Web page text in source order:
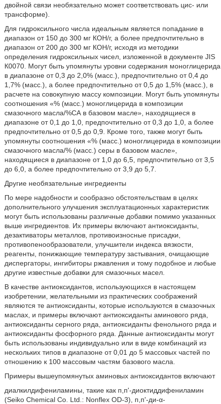
двойной связи необязательно может соответствовать цис- или
трансформе).
Для гидроксильного числа идеальным является попадание в
диапазон от 150 до 300 мг КОН/г, а более предпочтительно в
диапазон от 200 до 300 мг КОН/г, исходя из методики
определения гидроксильных чисел, изложенной в документе JIS
К0070. Могут быть упомянуты уровни содержания моноглицерида
в диапазоне от 0,3 до 2,0% (масс.), предпочтительно от 0,4 до
1,7% (масс.), а более предпочтительно от 0,5 до 1,5% (масс.), в
расчете на совокупную массу композиции. Могут быть упомянуты
соотношения «% (масс.) моноглицерида в композиции
смазочного масла/%СА в базовом масле», находящиеся в
диапазоне от 0,1 до 1,0, предпочтительно от 0,3 до 1,0, а более
предпочтительно от 0,5 до 0,9. Кроме того, также могут быть
упомянуты соотношения «% (масс.) моноглицерида в композиции
смазочного масла/% (масс.) серы в базовом масле»,
находящиеся в диапазоне от 1,0 до 6,5, предпочтительно от 3,5
до 6,0, а более предпочтительно от 3,9 до 5,7.
Другие необязательные ингредиенты
По мере надобности и сообразно обстоятельствам в целях
дополнительного улучшения эксплуатационных характеристик
могут быть использованы различные добавки помимо указанных
выше ингредиентов. Их примеры включают антиоксиданты,
дезактиваторы металлов, противоизносные присадки,
противопенообразователи, улучшители индекса вязкости,
реагенты, понижающие температуру застывания, очищающие
диспергаторы, ингибиторы ржавления и тому подобное и любые
другие известные добавки для смазочных масел.
В качестве антиоксидантов, использующихся в настоящем
изобретении, желательными из практических соображений
являются те антиоксиданты, которые используются в смазочных
маслах, и примеры включают антиоксиданты аминового ряда,
антиоксиданты серного ряда, антиоксиданты фенольного ряда и
антиоксиданты фосфорного ряда. Данные антиоксиданты могут
быть использованы индивидуально или в виде комбинаций из
нескольких типов в диапазоне от 0,01 до 5 массовых частей по
отношению к 100 массовым частям базового масла.
Примеры вышеупомянутых аминовых антиоксидантов включают
диалкилдифениламины, такие как п,п'-диоктиддифениламин
(Seiko Chemical Co. Ltd.: Nonflex OD-3), п,п'-ди-α-